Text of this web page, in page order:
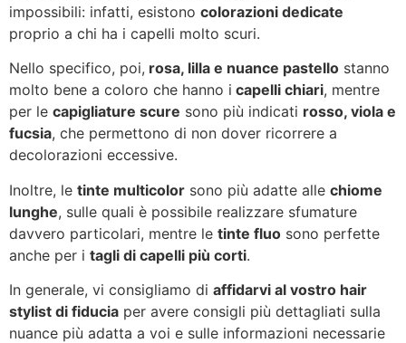
impossibili: infatti, esistono colorazioni dedicate
proprio a chi ha i capelli molto scuri.
Nello specifico, poi, rosa, lilla e nuance pastello stanno
molto bene a coloro che hanno i capelli chiari, mentre
per le capigliature scure sono più indicati rosso, viola e
fucsia, che permettono di non dover ricorrere a
decolorazioni eccessive.
Inoltre, le tinte multicolor sono più adatte alle chiome
lunghe, sulle quali è possibile realizzare sfumature
davvero particolari, mentre le tinte fluo sono perfette
anche per i tagli di capelli più corti.
In generale, vi consigliamo di affidarvi al vostro hair
stylist di fiducia per avere consigli più dettagliati sulla
nuance più adatta a voi e sulle informazioni necessarie